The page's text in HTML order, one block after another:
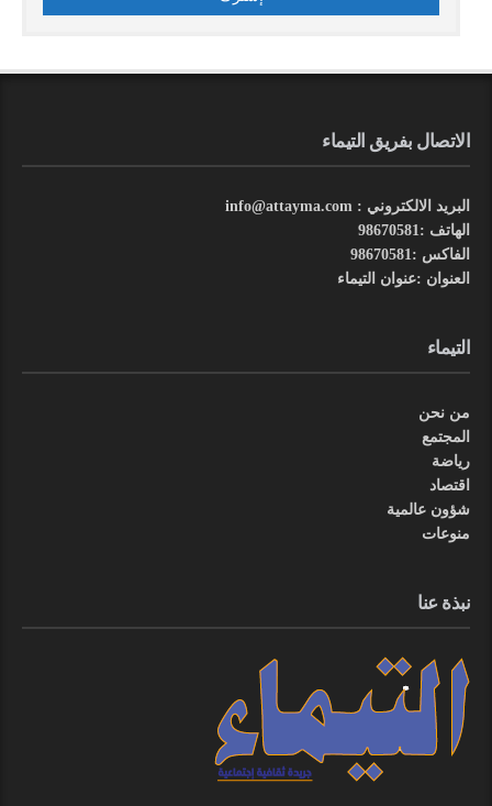
الاتصال بفريق التيماء
البريد الالكتروني : info@attayma.com
الهاتف :98670581
الفاكس :98670581
العنوان :عنوان التيماء
التيماء
من نحن
المجتمع
رياضة
اقتصاد
شؤون عالمية
منوعات
نبذة عنا